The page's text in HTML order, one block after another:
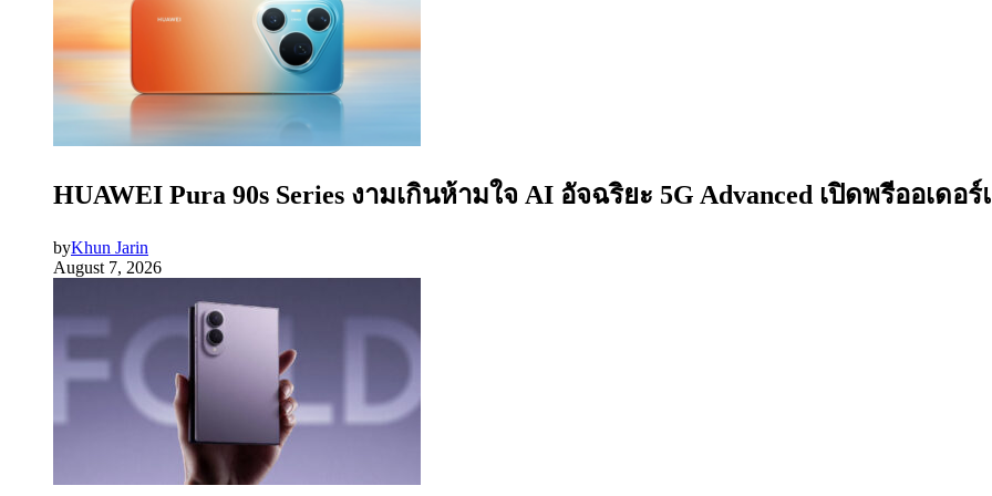
HUAWEI Pura 90s Series งามเกินห้ามใจ AI อัจฉริยะ 5G Advanced เปิดพรีออเดอร์
byKhun Jarin
August 7, 2026